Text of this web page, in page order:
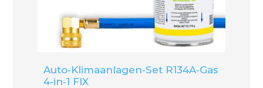
Auto‑Klimaanlagen‑Set R134A‑Gas
4‑in‑1 FIX